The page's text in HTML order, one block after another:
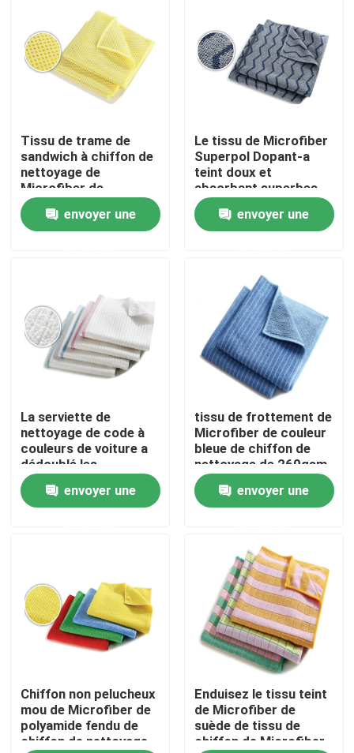
Produits
Visite d'usine
Contrôle de la qualité
Demande de soumission
Fibre d'agrafe visqueuse
Fibre discontinue de polyester recyclé
Fibre discontinue de polypropylène
Tissu de trame de
sandwich à chiffon de
nettoyage de
Microfiber de
polyester pour la
cuisine envoyer une
Le tissu de Microfiber
Superpol Dopant-a
teint doux et
absorbant superbes
envoyer une
La serviette de
nettoyage de code à
couleurs de voiture a
dédoublé les
serviettes
suffisamment
blanches de
envoyer une
tissu de frottement de
Microfiber de couleur
bleue de chiffon de
nettoyage de 260gsm
Microfiber
envoyer une
Chiffon non pelucheux
mou de Microfiber de
polyamide fendu de
chiffon de nettoyage
Enduisez le tissu teint
de Microfiber de
suède de tissu de
chiffon de Microfiber